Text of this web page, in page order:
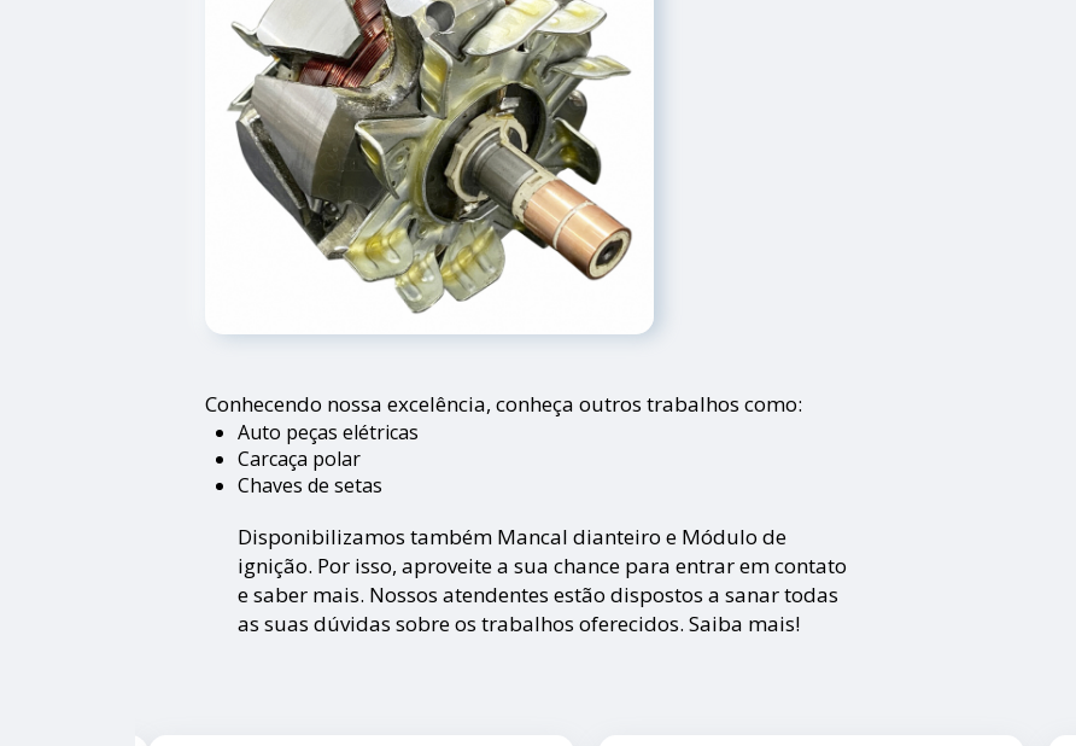
Conhecendo nossa excelência, conheça outros trabalhos como:
Auto peças elétricas
Carcaça polar
Chaves de setas
Disponibilizamos também Mancal dianteiro e Módulo de
ignição. Por isso, aproveite a sua chance para entrar em contato
e saber mais. Nossos atendentes estão dispostos a sanar todas
as suas dúvidas sobre os trabalhos oferecidos. Saiba mais!